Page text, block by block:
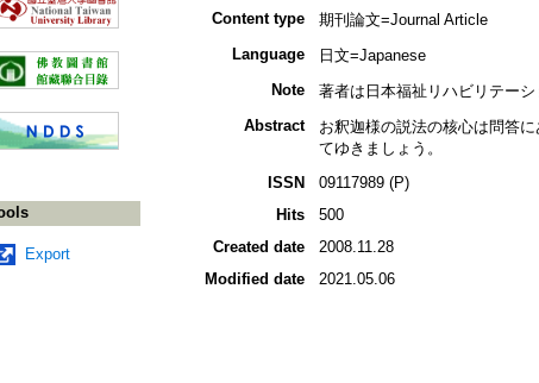
Export
Content type
期刊論文=Journal Article
Language
日文=Japanese
Note
著者は日本福祉リハビリテー
Abstract
お釈迦様の説法の核心は問答
てゆきましょう。
ISSN
09117989 (P)
Hits
500
Created date
2008.11.28
Modified date
2021.05.06